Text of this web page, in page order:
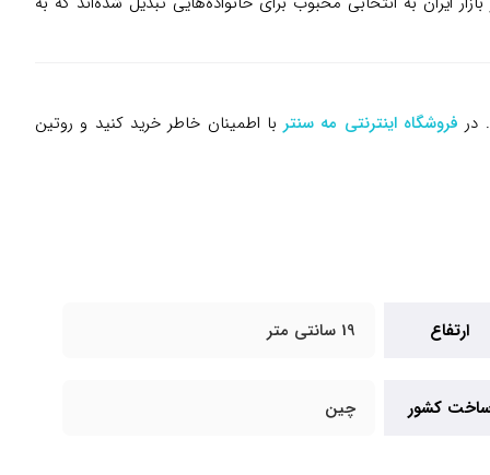
در فروشگاه اینترنتی مه سنتربا اطمینان خاطر خرید کنید و روتین
ارتفاع 19 سانتی متر
کشور چین